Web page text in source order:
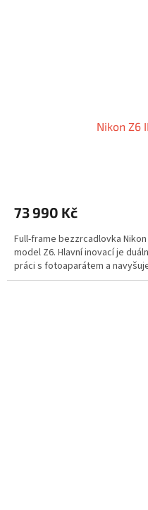
Nikon Z6
73 990 Kč
Full-frame bezzrcadlovka
model Z6. Hlavní inovací je
práci s fotoaparátem a